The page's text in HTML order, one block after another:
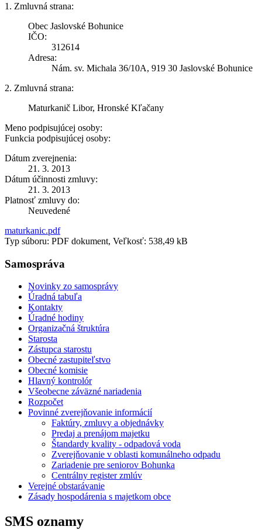
1. Zmluvná strana:
Obec Jaslovské Bohunice
IČO:
312614
Adresa:
Nám. sv. Michala 36/10A, 919 30 Jaslovské Bohunice
2. Zmluvná strana:
Maturkanič Libor, Hronské Kľačany
Meno podpisujúcej osoby:
Funkcia podpisujúcej osoby:
Dátum zverejnenia:
21. 3. 2013
Dátum účinnosti zmluvy:
21. 3. 2013
Platnosť zmluvy do:
Neuvedené
maturkanic.pdf
Typ súboru: PDF dokument, Veľkosť: 538,49 kB
Samospráva
Novinky zo samosprávy
Úradná tabuľa
Kontakty
Úradné hodiny
Organizačná štruktúra
Starosta
Zástupca starostu
Obecné zastupiteľstvo
Obecné komisie
Hlavný kontrolór
Všeobecne záväzné nariadenia
Rozpočet
Povinné zverejňovanie informácií
Faktúry, zmluvy a objednávky
Predaj a prenájom majetku
Štandardy kvality - odpadová voda
Zverejňovanie v oblasti komunálneho odpadu
Zariadenie pre seniorov Bohunka
Centrálny register zmlúv
Verejné obstarávanie
Zásady hospodárenia s majetkom obce
SMS oznamy